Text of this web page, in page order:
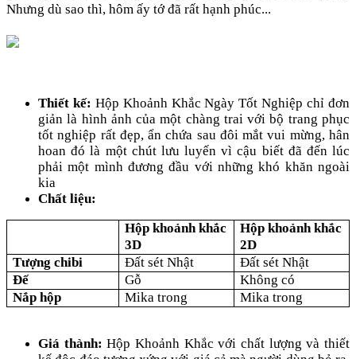
Nhưng dù sao thì, hôm ấy tớ đã rất hạnh phúc...
Thiết kế: Hộp Khoảnh Khắc Ngày Tốt Nghiệp chỉ đơn
giản là hình ảnh của một chàng trai với bộ trang phục
tốt nghiệp rất đẹp, ẩn chứa sau đôi mắt vui mừng, hân
hoan đó là một chút lưu luyến vì cậu biết đã đến lúc
phải một mình đương đầu với những khó khăn ngoài
kia
Chất liệu:
Hộp khoảnh khắc
3D
Hộp khoảnh khắc
2D
Tượng chibi
Đất sét Nhật
Đất sét Nhật
Đế
Gỗ
Không có
Nắp hộp
Mika trong Mika trong
Giá thành:Hộp Khoảnh Khắc với chất lượng và thiết